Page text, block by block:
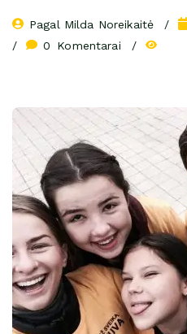
Pagal Milda Noreikaitė
0
Komentarai